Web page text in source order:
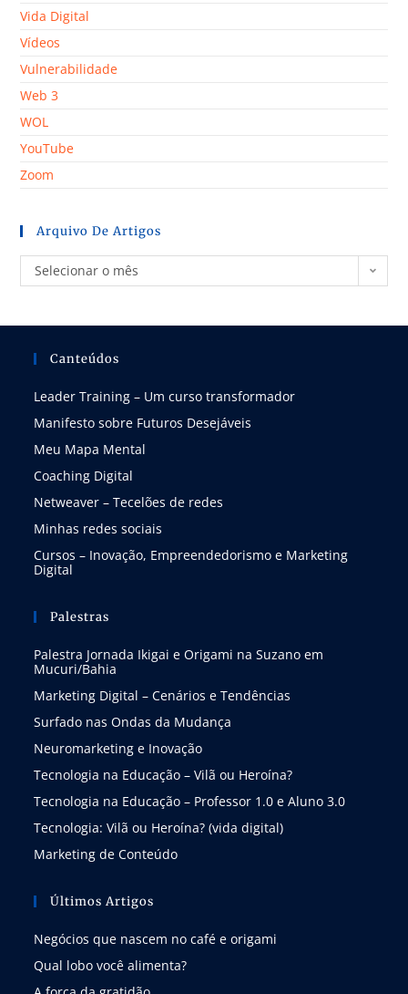
Vida Digital
Vídeos
Vulnerabilidade
Web 3
WOL
YouTube
Zoom
Arquivo De Artigos
Selecionar o mês
Canteúdos
Leader Training – Um curso transformador
Manifesto sobre Futuros Desejáveis
Meu Mapa Mental
Coaching Digital
Netweaver – Tecelões de redes
Minhas redes sociais
Cursos – Inovação, Empreendedorismo e Marketing
Digital
Palestras
Palestra Jornada Ikigai e Origami na Suzano em
Mucuri/Bahia
Marketing Digital – Cenários e Tendências
Surfado nas Ondas da Mudança
Neuromarketing e Inovação
Tecnologia na Educação – Vilã ou Heroína?
Tecnologia na Educação – Professor 1.0 e Aluno 3.0
Tecnologia: Vilã ou Heroína? (vida digital)
Marketing de Conteúdo
Últimos Artigos
Negócios que nascem no café e origami
Qual lobo você alimenta?